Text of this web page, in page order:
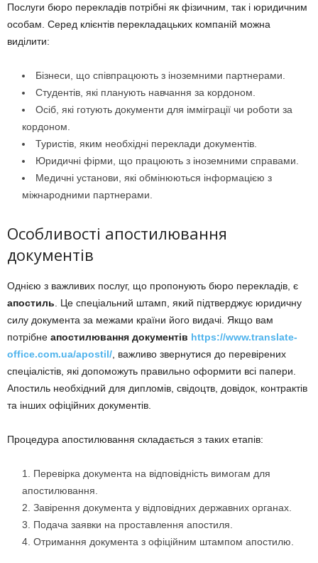
Послуги бюро перекладів потрібні як фізичним, так і юридичним
особам. Серед клієнтів перекладацьких компаній можна
виділити:
Бізнеси, що співпрацюють з іноземними партнерами.
Студентів, які планують навчання за кордоном.
Осіб, які готують документи для імміграції чи роботи за
кордоном.
Туристів, яким необхідні переклади документів.
Юридичні фірми, що працюють з іноземними справами.
Медичні установи, які обмінюються інформацією з
міжнародними партнерами.
Особливості апостилювання
документів
Однією з важливих послуг, що пропонують бюро перекладів, є
апостиль . Це спеціальний штамп, який підтверджує юридичну
силу документа за межами країни його видачі. Якщо вам
потрібне апостилювання документів https://www.translate-
office.com.ua/apostil/ , важливо звернутися до перевірених
спеціалістів, які допоможуть правильно оформити всі папери.
Апостиль необхідний для дипломів, свідоцтв, довідок, контрактів
та інших офіційних документів.
Процедура апостилювання складається з таких етапів:
Перевірка документа на відповідність вимогам для
апостилювання.
Завірення документа у відповідних державних органах.
Подача заявки на проставлення апостиля.
Отримання документа з офіційним штампом апостилю.